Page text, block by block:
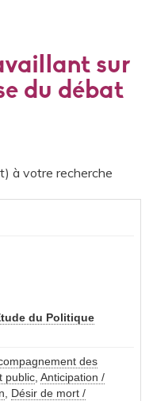
sur
du débat
à votre recherche
du Politique
des
public, Anticipation /
, Désir de mort /